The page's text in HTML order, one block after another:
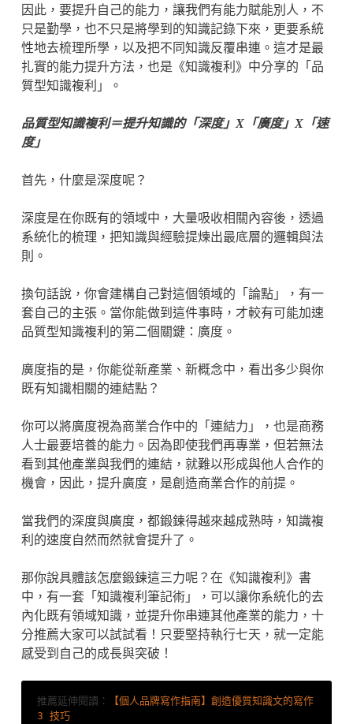
因此，要提升自己的能力，讓我們有能力賦能別人，不
只是勤學，也不只是將學到的知識記錄下來，更要系統
性地去梳理所學，以及把不同知識反覆串連。這才是最
扎實的能力提升方法，也是《知識複利》中分享的「品
質型知識複利」。
品質型知識複利＝提升知識的「深度」X「廣度」X「速
度」
首先，什麼是深度呢？
深度是在你既有的領域中，大量吸收相關內容後，透過
系統化的梳理，把知識與經驗提煉出最底層的邏輯與法
則。
換句話說，你會建構自己對這個領域的「論點」，有一
套自己的主張。當你能做到這件事時，才較有可能加速
品質型知識複利的第二個關鍵：廣度。
廣度指的是，你能從新產業、新概念中，看出多少與你
既有知識相關的連結點？
你可以將廣度視為商業合作中的「連結力」，也是商務
人士最要培養的能力。因為即使我們再專業，但若無法
看到其他產業與我們的連結，就難以形成與他人合作的
機會，因此，提升廣度，是創造商業合作的前提。
當我們的深度與廣度，都鍛鍊得越來越成熟時，知識複
利的速度自然而然就會提升了。
那你說具體該怎麼鍛鍊這三力呢？在《知識複利》書
中，有一套「知識複利筆記術」，可以讓你系統化的去
內化既有領域知識，並提升你串連其他產業的能力，十
分推薦大家可以試試看！只要堅持執行七天，就一定能
感受到自己的成長與突破！
推薦延伸閱讀：
【個人品牌寫作指南】創造優質知識文的寫作
3 技巧